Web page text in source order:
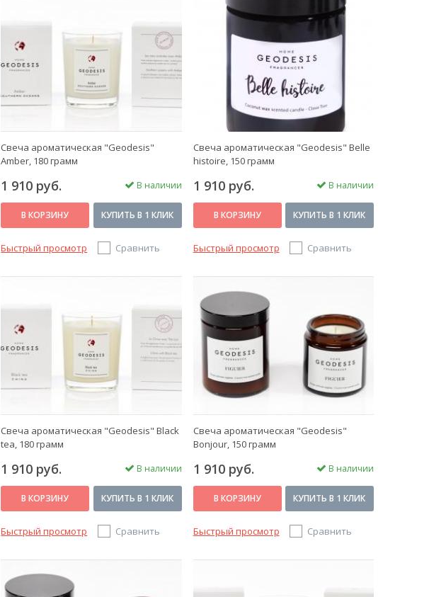
Свеча ароматическая "Geodesis"
Amber, 180 грамм
1 910 руб. В наличии
В КОРЗИНУ КУПИТЬ В 1 КЛИК
Быстрый просмотр Сравнить
Свеча ароматическая "Geodesis" Belle
histoire, 150 грамм
1 910 руб. В наличии
В КОРЗИНУ КУПИТЬ В 1 КЛИК
Быстрый просмотр Сравнить
Свеча ароматическая "Geodesis" Black
tea, 180 грамм
1 910 руб. В наличии
В КОРЗИНУ КУПИТЬ В 1 КЛИК
Быстрый просмотр Сравнить
Свеча ароматическая "Geodesis"
Bonjour, 150 грамм
1 910 руб. В наличии
В КОРЗИНУ КУПИТЬ В 1 КЛИК
Быстрый просмотр Сравнить